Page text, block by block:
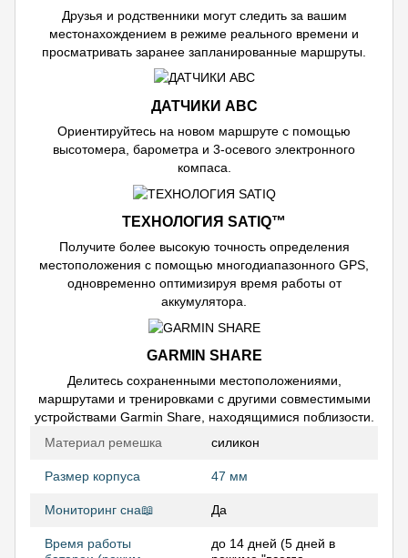
Друзья и родственники могут следить за вашим
местонахождением в режиме реального времени и
просматривать заранее запланированные маршруты.
ДАТЧИКИ ABC
Ориентируйтесь на новом маршруте с помощью
высотомера, барометра и 3-осевого электронного
компаса.
ТЕХНОЛОГИЯ SATIQ™
Получите более высокую точность определения
местоположения с помощью многодиапазонного GPS,
одновременно оптимизируя время работы от
аккумулятора.
GARMIN SHARE
Делитесь сохраненными местоположениями,
маршрутами и тренировками с другими совместимыми
устройствами Garmin Share, находящимися поблизости.
Материал ремешка
силикон
Размер корпуса 47 мм
Мониторинг сна📖 Да
Время работы
до 14 дней (5 дней в